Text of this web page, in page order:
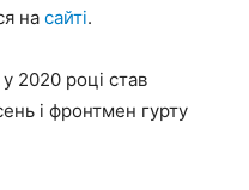
на сайті.
2020 році став
і фронтмен гурту